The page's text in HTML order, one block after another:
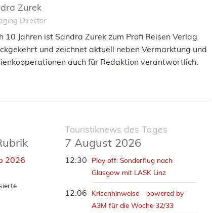
Zurek
Director
10 Jahren ist Sandra Zurek zum Profi Reisen Verlag
und zeichnet aktuell neben Vermarktung und
auch für Redaktion verantwortlich.
Touristiknews des Tages
7 August 2026
12:30
Play off: Sonderflug nach
Glasgow mit LASK Linz
12:06
Krisenhinweise - powered by
A3M für die Woche 32/33
2026